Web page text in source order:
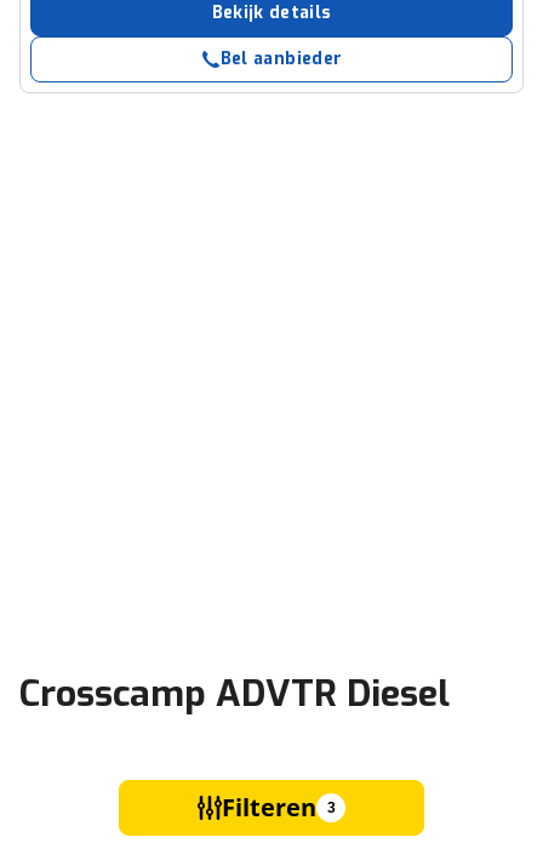
Bekijk details
Bel aanbieder
Crosscamp ADVTR Diesel
Filteren 3